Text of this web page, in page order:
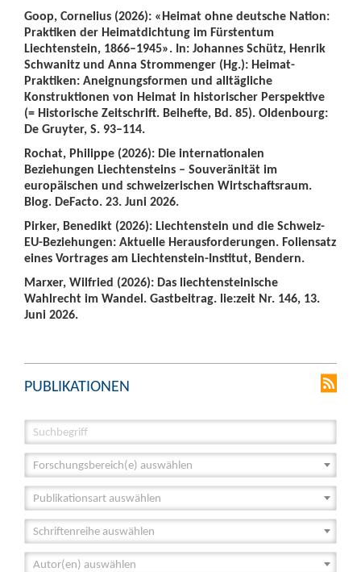
Goop, Cornelius (2026): «Heimat ohne deutsche Nation:
Praktiken der Heimatdichtung im Fürstentum
Liechtenstein, 1866–1945». In: Johannes Schütz, Henrik
Schwanitz und Anna Strommenger (Hg.): Heimat-
Praktiken: Aneignungsformen und alltägliche
Konstruktionen von Heimat in historischer Perspektive
(= Historische Zeitschrift. Beihefte, Bd. 85). Oldenbourg:
De Gruyter, S. 93–114.
Rochat, Philippe (2026): Die internationalen
Beziehungen Liechtensteins – Souveränität im
europäischen und schweizerischen Wirtschaftsraum.
Blog. DeFacto. 23. Juni 2026.
Pirker, Benedikt (2026): Liechtenstein und die Schweiz-
EU-Beziehungen: Aktuelle Herausforderungen. Foliensatz
eines Vortrages am Liechtenstein-Institut, Bendern.
Marxer, Wilfried (2026): Das liechtensteinische
Wahlrecht im Wandel. Gastbeitrag. lie:zeit Nr. 146, 13.
Juni 2026.
PUBLIKATIONEN
Forschungsbereich(e) auswählen
Publikationsart auswählen
Schriftenreihe auswählen
Autor(en) auswählen